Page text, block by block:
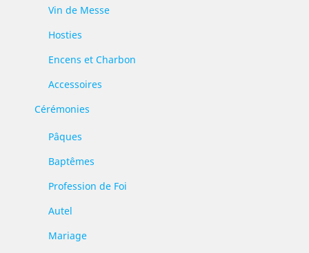
Vin de Messe
Hosties
Encens et Charbon
Accessoires
Cérémonies
Pâques
Baptêmes
Profession de Foi
Autel
Mariage